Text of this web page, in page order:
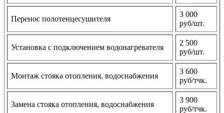
Перенос полотенцесушителя
3 000
руб/шт.
Установка с подключением водонагревателя
2 500
руб/шт.
Монтаж стояка отопления, водоснабжения
3 600
руб/тчк.
Замена стояка отопления, водоснабжения
3 900
руб/тчк.